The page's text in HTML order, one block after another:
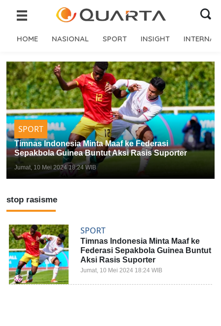
HOME NASIONAL SPORT INSIGHT
SPORT
Timnas Indonesia Minta Maaf ke Federasi
Sepakbola Guinea Buntut Aksi Rasis Suporter
Jumat, 10 Mei 2024 18:24 WIB
stop rasisme
SPORT
Timnas Indonesia Minta Maaf ke
Federasi Sepakbola Guinea Buntut
Aksi Rasis Suporter
Jumat, 10 Mei 2024 18:24 WIB